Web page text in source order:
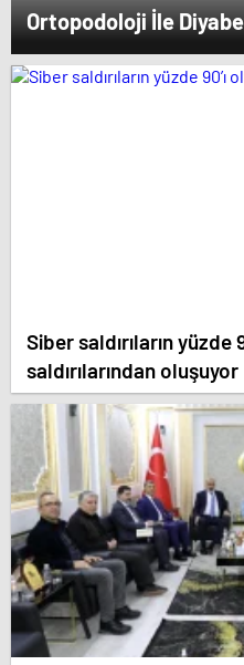
Ortopodoloji İle
Tedavisi
Siber saldırıların yüzde
saldırılarından oluşuyor